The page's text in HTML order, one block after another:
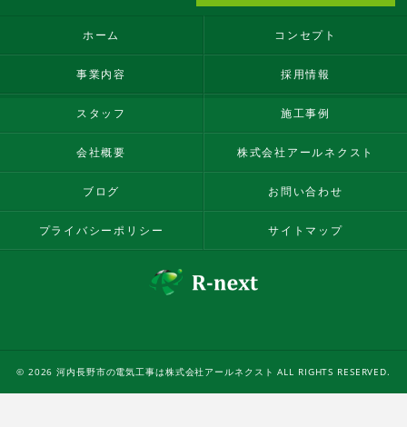
ホーム コンセプト
事業内容 採用情報
スタッフ 施工事例
会社概要 株式会社アールネクスト
ブログ お問い合わせ
プライバシーポリシー サイトマップ
© 2026 河内長野市の電気工事は株式会社アールネクスト ALL RIGHTS RESERVED.